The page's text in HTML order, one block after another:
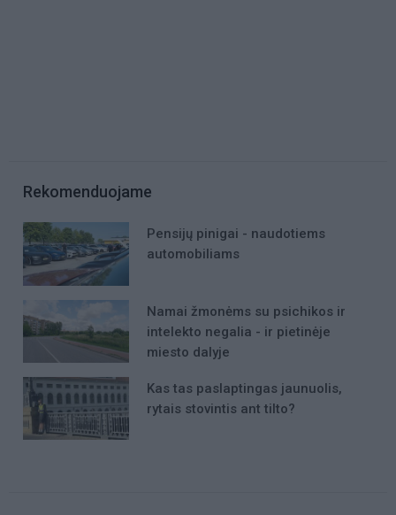
Rekomenduojame
Pensijų pinigai - naudotiems
automobiliams
Namai žmonėms su psichikos ir
intelekto negalia - ir pietinėje
miesto dalyje
Kas tas paslaptingas jaunuolis,
rytais stovintis ant tilto?